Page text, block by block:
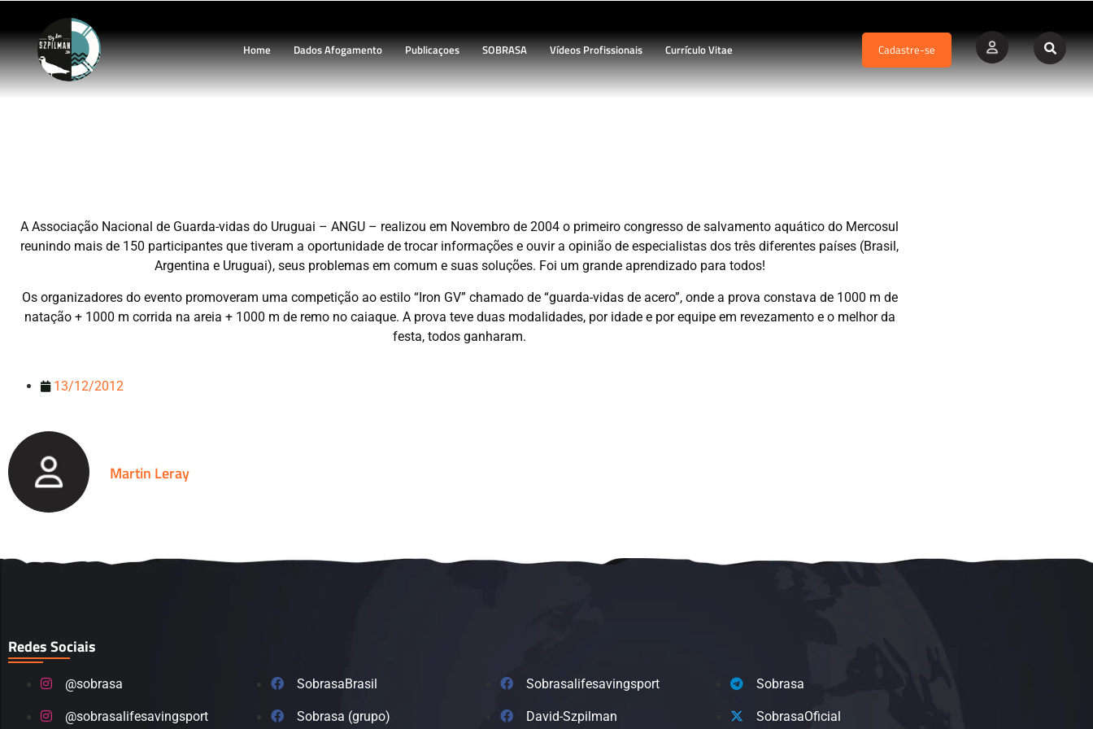
Home Dados Afogamento Publicaçoes SOBRASA Vídeos Profissionais Currículo Vitae Cadastre-se
I Congresso de Salvamento Aquático do Mercosul – 2004
A Associação Nacional de Guarda-vidas do Uruguai – ANGU – realizou em Novembro de 2004 o primeiro congresso de salvamento aquático do Mercosul
reunindo mais de 150 participantes que tiveram a oportunidade de trocar informações e ouvir a opinião de especialistas dos três diferentes países (Brasil,
Argentina e Uruguai), seus problemas em comum e suas soluções. Foi um grande aprendizado para todos!
Os organizadores do evento promoveram uma competição ao estilo “Iron GV” chamado de “guarda-vidas de acero”, onde a prova constava de 1000 m de
natação + 1000 m corrida na areia + 1000 m de remo no caiaque. A prova teve duas modalidades, por idade e por equipe em revezamento e o melhor da
festa, todos ganharam.
13/12/2012
Martin Leray
Redes Sociais
@sobrasa
@sobrasalifesavingsport
SobrasaBrasil
Sobrasa (grupo)
Sobrasalifesavingsport
David-Szpilman
Sobrasa
SobrasaOficial